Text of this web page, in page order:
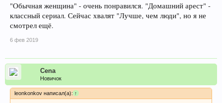
"Обычная женщина" - очень понравился. "Домашний арест" -
классный сериал. Сейчас хвалят "Лучше, чем люди", но я не
смотрел ещё.
6 фев 2019
Cena
Новичок
leonkonkov написал(а):↑